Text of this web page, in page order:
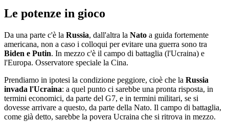
Le potenze in gioco
Da una parte c'è la Russia, dall'altra la Nato a guida fortemente
americana, non a caso i colloqui per evitare una guerra sono tra
Biden e Putin. In mezzo c'è il campo di battaglia (l'Ucraina) e
l'Europa. Osservatore speciale la Cina.
Prendiamo in ipotesi la condizione peggiore, cioè che la Russia
invada l'Ucraina: a quel punto ci sarebbe una pronta risposta, in
termini economici, da parte del G7, e in termini militari, se si
dovesse arrivare a questo, da parte della Nato. Il campo di battaglia,
come già detto, sarebbe la povera Ucraina che si ritrova in mezzo.